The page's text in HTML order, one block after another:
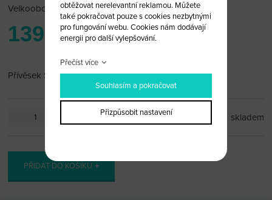
Velkoobchodní cena: po přihlášení
139 Kč
Přívěsek Seat
skladem
PŘIDAT DO KOŠÍKU
obtěžovat nerelevantní reklamou. Můžete
také pokračovat pouze s cookies nezbytnými
pro fungování webu. Cookies nám dodávají
energii pro další vylepšování.
Přečíst více
Souhlasím a pokračovat
Přizpůsobit nastavení